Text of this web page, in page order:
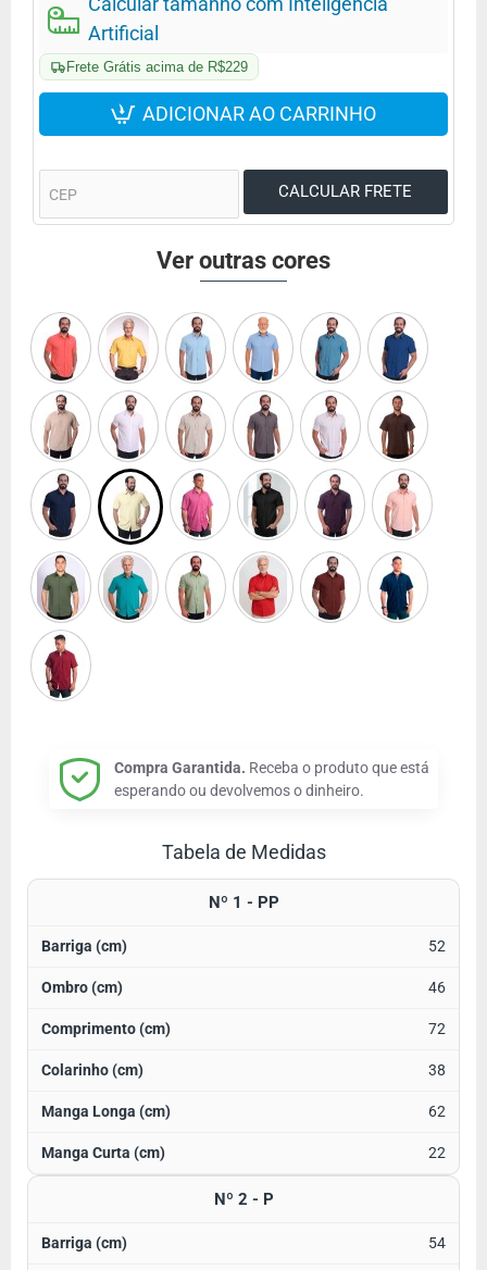
Frete Grátis acima de R$229
Artificial
ADICIONAR AO CARRINHO
Compra Garantida. Receba o produto que está
esperando ou devolvemos o dinheiro.
Ver outras cores
Tabela de Medidas
Nº 1 - PP
52
46
72
38
62
22
Nº 2 - P
54